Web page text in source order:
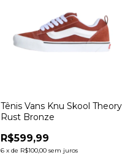
Tênis Vans Knu Skool Theory
Rust Bronze
R$599,99
6 x de R$100,00 sem juros